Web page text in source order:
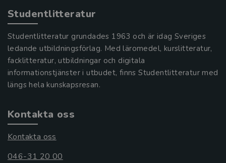
Studentlitteratur
Studentlitteratur grundades 1963 och är idag Sveriges
ledande utbildningsförlag. Med läromedel, kurslitteratur,
facklitteratur, utbildningar och digitala
informationstjänster i utbudet, finns Studentlitteratur med
längs hela kunskapsresan.
Kontakta oss
Kontakta oss
046-31 20 00